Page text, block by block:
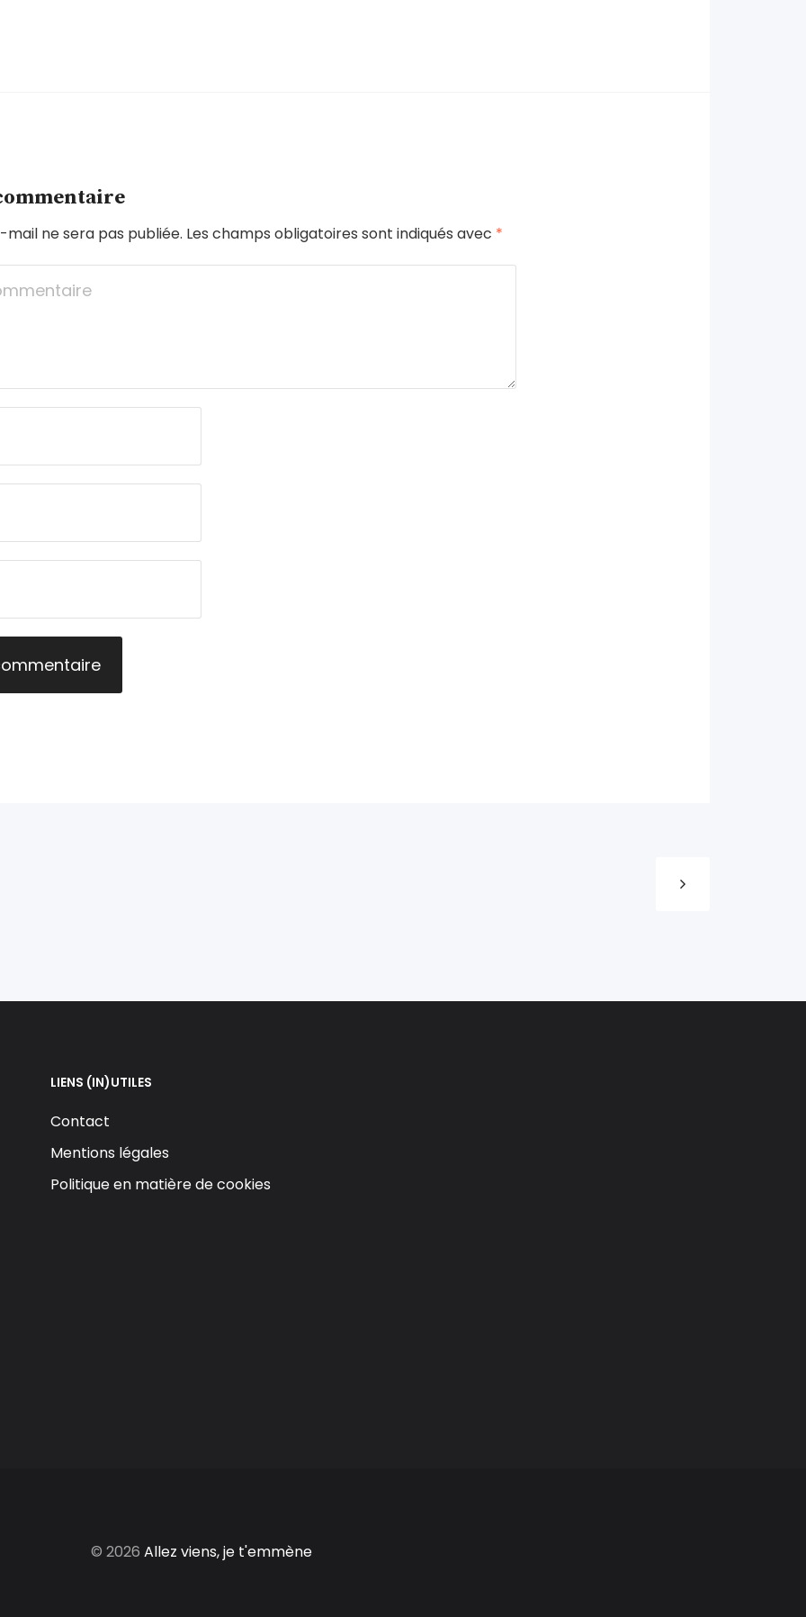
ne sera pas publiée. Les champs obligatoires sont indiqués avec *
LIENS (IN)UTILES
Contact
Mentions légales
Politique en matière de cookies
© 2026 Allez viens, je t'emmène